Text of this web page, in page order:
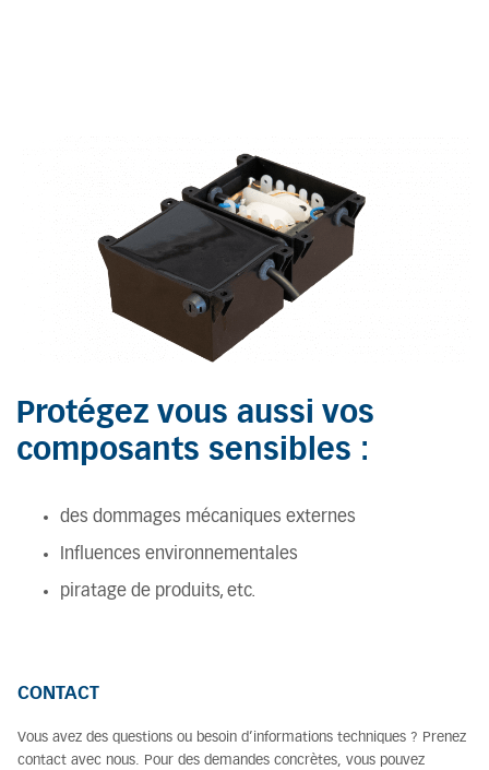
Protégez vous aussi vos
composants sensibles :
des dommages mécaniques externes
Influences environnementales
piratage de produits, etc.
CONTACT
Vous avez des questions ou besoin d’informations techniques ? Prenez
contact avec nous. Pour des demandes concrètes, vous pouvez